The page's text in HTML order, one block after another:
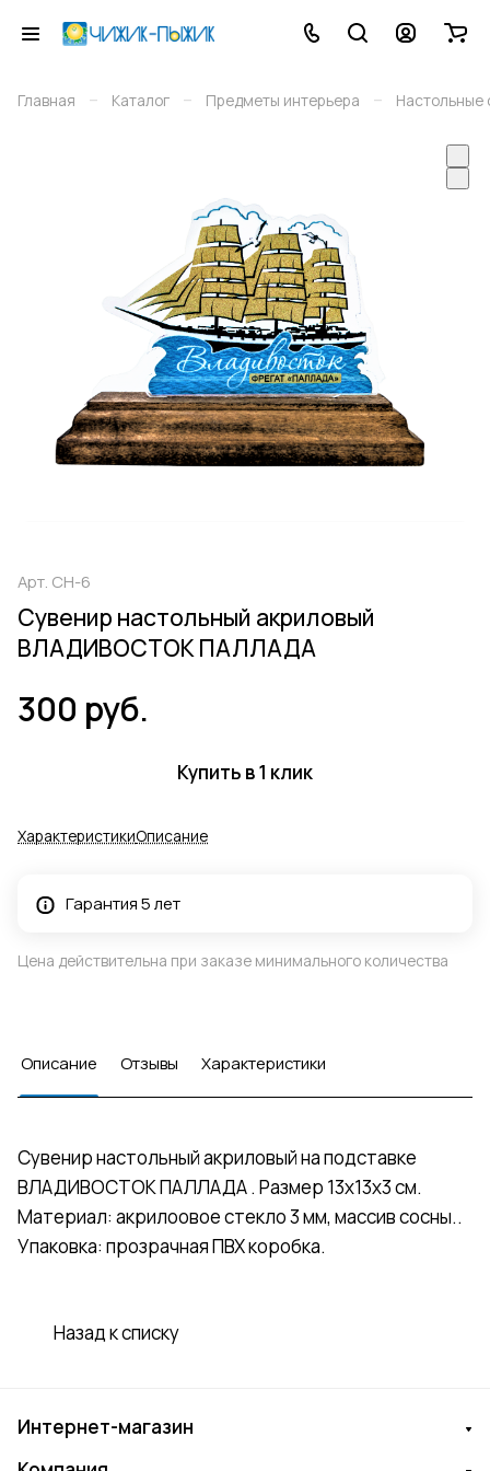
Главная – Каталог – Предметы интерьера – Настольные
Арт. СН-6
Сувенир настольный акриловый
ВЛАДИВОСТОК ПАЛЛАДА
300 руб.
Купить в 1 клик
ХарактеристикиОписание
Гарантия 5 лет
Цена действительна при заказе минимального количества
Описание Отзывы Характеристики
Сувенир настольный акриловый на подставке
ВЛАДИВОСТОК ПАЛЛАДА . Размер 13х13х3 см.
Материал: акрилоовое стекло 3 мм, массив сосны..
Упаковка: прозрачная ПВХ коробка.
Назад к списку
Интернет-магазин